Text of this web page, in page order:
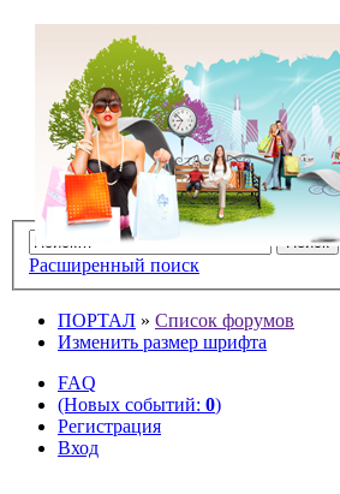
Расширенный поиск
ПОРТАЛ » Список форумов
Изменить размер шрифта
FAQ
(Новых событий: 0)
Регистрация
Вход